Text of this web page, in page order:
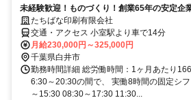
未経験歓迎！ものづくり！創業65年の安定企
たちばな印刷有限会社
交通・アクセス 小室駅より車で14分
月給230,000円～325,000円
千葉県白井市
勤務時間詳細 総労働時間：1ヶ月あたり
6:30～20:30の間で、 実働8時間の固定シ
～15:30 08:30～17:30 11:30...